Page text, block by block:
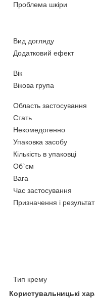
Проблема шкіри
Вид догляду
Додатковий ефект
Вік
Вікова група
Область застосування
Стать
Некомедогенно
Упаковка засобу
Кількість в упаковці
Об`єм
Вага
Час застосування
Призначення і результат
Тип крему
Користувальницькі